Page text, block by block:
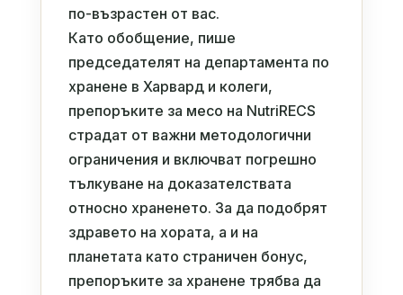
по-възрастен от вас.
Като обобщение, пише
председателят на департамента по
хранене в Харвард и колеги,
препоръките за месо на NutriRECS
страдат от важни методологични
ограничения и включват погрешно
тълкуване на доказателствата
относно храненето. За да подобрят
здравето на хората, а и на
планетата като страничен бонус,
препоръките за хранене трябва да